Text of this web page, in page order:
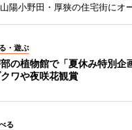
陽小野田・厚狭の住宅街にオ
・遊ぶ
の植物館で「夏休み特別
ワや夜咲花観賞
る